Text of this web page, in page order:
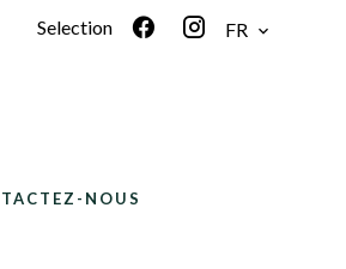
Selection FR
NOUS